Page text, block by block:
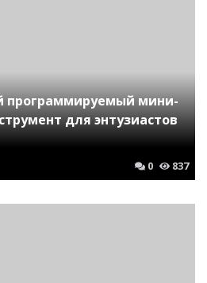
программируемый мини-
для энтузиастов
0 837